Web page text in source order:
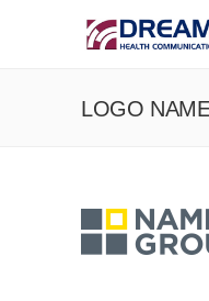
LOGO